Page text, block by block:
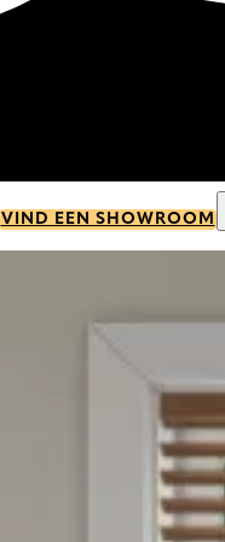
VIND EEN SHOWROOM